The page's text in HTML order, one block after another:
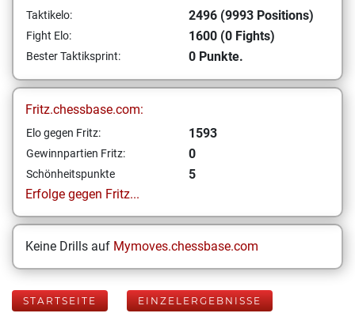
Taktikelo: 2496 (9993 Positions)
Fight Elo: 1600 (0 Fights)
Bester Taktiksprint: 0 Punkte.
Fritz.chessbase.com:
Elo gegen Fritz: 1593
Gewinnpartien Fritz: 0
Schönheitspunkte
5
Erfolge gegen Fritz...
Keine Drills auf Mymoves.chessbase.com
STARTSEITE EINZELERGEBNISSE